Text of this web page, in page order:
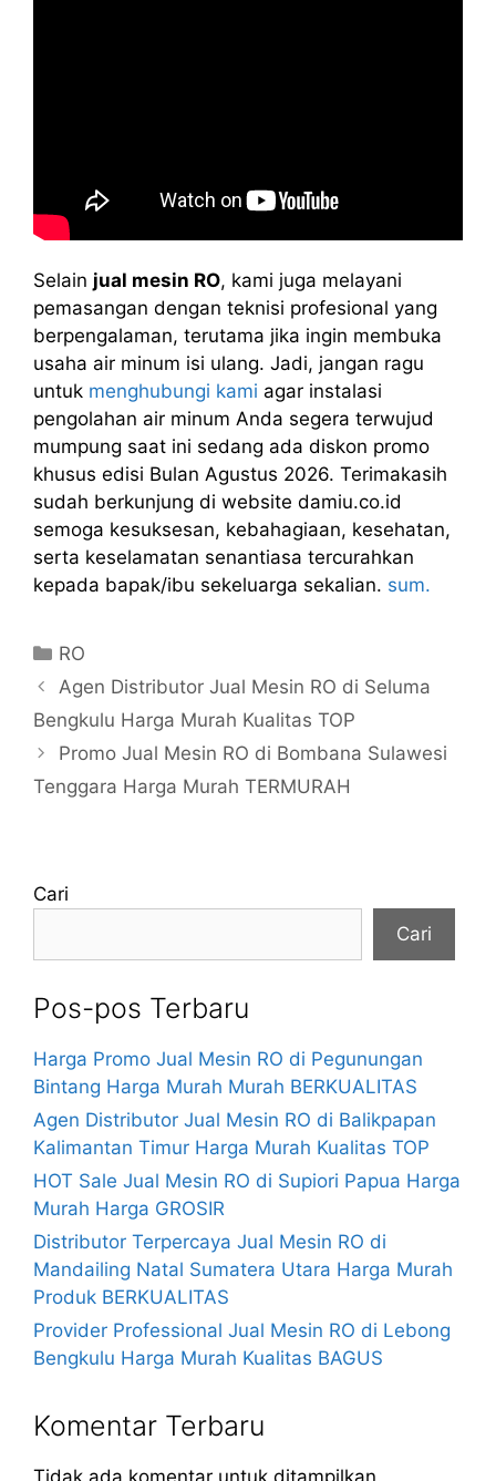
Selain jual mesin RO, kami juga melayani
pemasangan dengan teknisi profesional yang
berpengalaman, terutama jika ingin membuka
usaha air minum isi ulang. Jadi, jangan ragu
untuk menghubungi kami agar instalasi
pengolahan air minum Anda segera terwujud
mumpung saat ini sedang ada diskon promo
khusus edisi Bulan Agustus 2026. Terimakasih
sudah berkunjung di website damiu.co.id
semoga kesuksesan, kebahagiaan, kesehatan,
serta keselamatan senantiasa tercurahkan
kepada bapak/ibu sekeluarga sekalian. sum.
Kategori
RO
Agen Distributor Jual Mesin RO di Seluma
Bengkulu Harga Murah Kualitas TOP
Promo Jual Mesin RO di Bombana Sulawesi
Tenggara Harga Murah TERMURAH
Cari
Cari
Pos-pos Terbaru
Harga Promo Jual Mesin RO di Pegunungan
Bintang Harga Murah Murah BERKUALITAS
Agen Distributor Jual Mesin RO di Balikpapan
Kalimantan Timur Harga Murah Kualitas TOP
HOT Sale Jual Mesin RO di Supiori Papua Harga
Murah Harga GROSIR
Distributor Terpercaya Jual Mesin RO di
Mandailing Natal Sumatera Utara Harga Murah
Produk BERKUALITAS
Provider Professional Jual Mesin RO di Lebong
Bengkulu Harga Murah Kualitas BAGUS
Komentar Terbaru
Tidak ada komentar untuk ditampilkan.